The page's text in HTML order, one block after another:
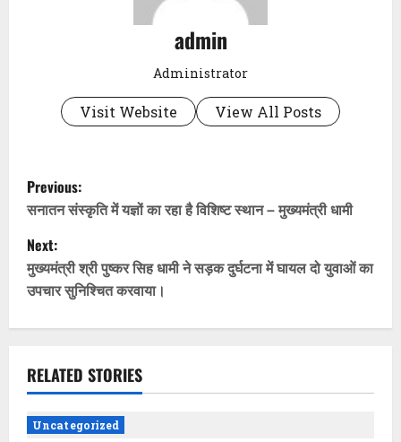
admin
Administrator
Visit Website View All Posts
P
o
s
t
n
a
v
Previous:
सनातन संस्कृति में यज्ञों का रहा है विशिष्ट स्थान – मुख्यमंत्री धामी
Next:
मुख्यमंत्री श्री पुष्कर सिह धामी ने सड़क दुर्घटना में घायल दो युवाओं का
उपचार सुनिश्चित करवाया।
RELATED STORIES
Uncategorized